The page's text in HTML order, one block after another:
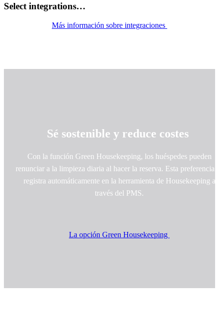
Select integrations…
Más información sobre integraciones
Sé sostenible y reduce costes
Con la función Green Housekeeping, los huéspedes pueden
renunciar a la limpieza diaria al hacer la reserva. Esta preferencia
registra automáticamente en la herramienta de Housekeeping a
través del PMS.
La opción Green Housekeeping